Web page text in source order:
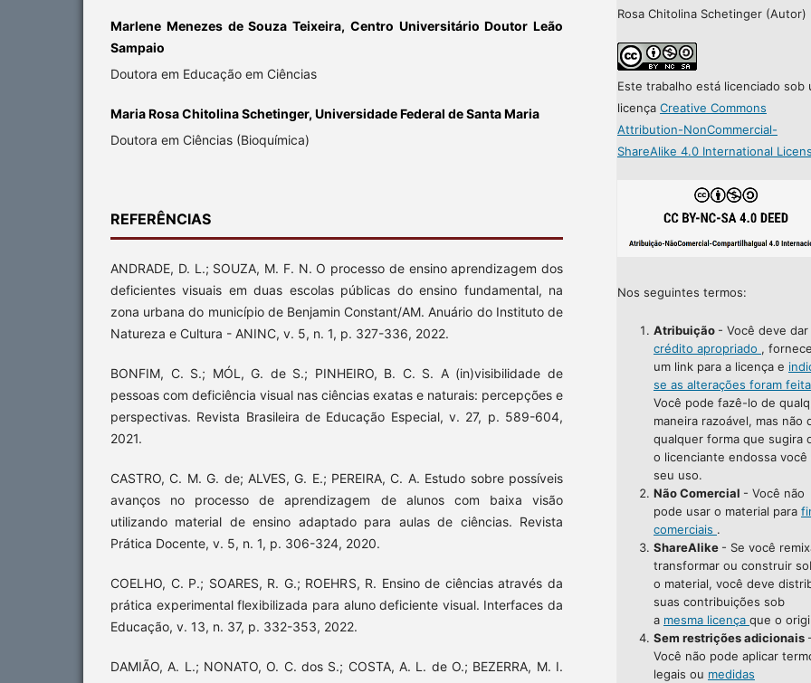
Marlene Menezes de Souza Teixeira, Centro Universitário Doutor Leão
Sampaio
Doutora em Educação em Ciências
Maria Rosa Chitolina Schetinger, Universidade Federal de Santa Maria
Doutora em Ciências (Bioquímica)
REFERÊNCIAS
ANDRADE, D. L.; SOUZA, M. F. N. O processo de ensino aprendizagem dos
deficientes visuais em duas escolas públicas do ensino fundamental, na
zona urbana do município de Benjamin Constant/AM. Anuário do Instituto de
Natureza e Cultura - ANINC, v. 5, n. 1, p. 327-336, 2022.
BONFIM, C. S.; MÓL, G. de S.; PINHEIRO, B. C. S. A (in)visibilidade de
pessoas com deficiência visual nas ciências exatas e naturais: percepções e
perspectivas. Revista Brasileira de Educação Especial, v. 27, p. 589-604,
2021.
CASTRO, C. M. G. de; ALVES, G. E.; PEREIRA, C. A. Estudo sobre possíveis
avanços no processo de aprendizagem de alunos com baixa visão
utilizando material de ensino adaptado para aulas de ciências. Revista
Prática Docente, v. 5, n. 1, p. 306-324, 2020.
COELHO, C. P.; SOARES, R. G.; ROEHRS, R. Ensino de ciências através da
prática experimental flexibilizada para aluno deficiente visual. Interfaces da
Educação, v. 13, n. 37, p. 332-353, 2022.
DAMIÃO, A. L.; NONATO, O. C. dos S.; COSTA, A. L. de O.; BEZERRA, M. I.
Rosa Chitolina Schetinger (Autor)
Este trabalho está licenciado sob
licença Creative Commons
Attribution-NonCommercial-
ShareAlike 4.0 International
Nos seguintes termos:
Atribuição - Você deve dar
crédito apropriado ,
um link para a licença e
se as alterações foram
Você pode fazê-lo de
maneira razoável, mas não
qualquer forma que sugira
o licenciante endossa você
seu uso.
Não Comercial - Você não
pode usar o material para
comerciais .
ShareAlike - Se você
transformar ou construir
o material, você deve
suas contribuições sob
a mesma licença que o
Sem restrições adicionais -
Você não pode aplicar
legais ou medidas